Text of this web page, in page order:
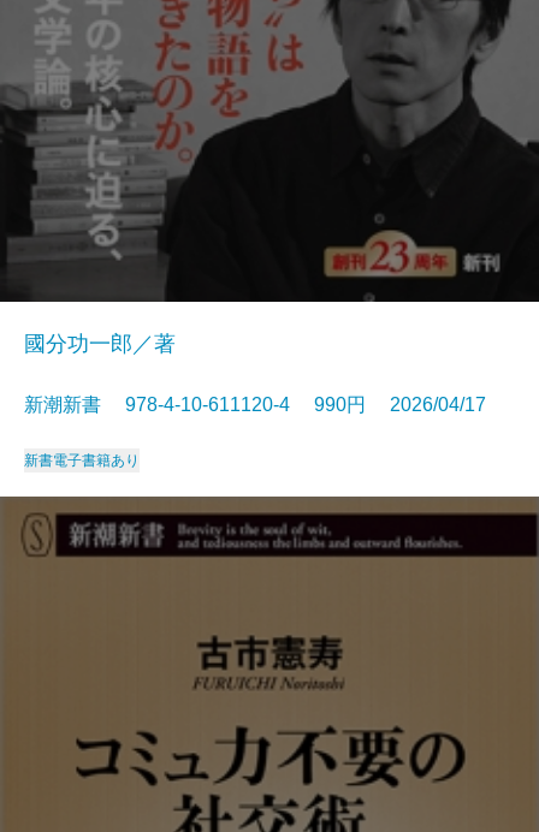
國分功一郎／著
新潮新書 978-4-10-611120-4 990円 2026/04/17
新書電子書籍あり